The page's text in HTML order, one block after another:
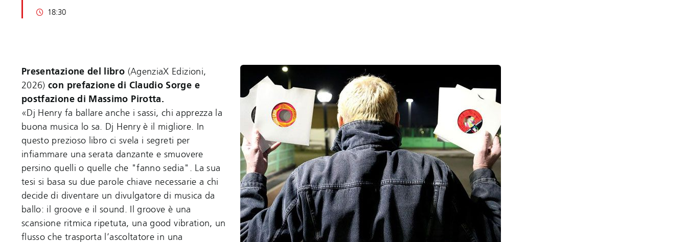
18:30
Presentazione del libro (AgenziaX Edizioni,
2026)con prefazione di Claudio Sorge e
postfazione di Massimo Pirotta.
«Dj Henry fa ballare anche i sassi, chi apprezza la
buona musica lo sa. Dj Henry è il migliore. In
questo prezioso libro ci svela i segreti per
infiammare una serata danzante e smuovere
persino quelli o quelle che "fanno sedia". La sua
tesi si basa su due parole chiave necessarie a chi
decide di diventare un divulgatore di musica da
ballo: il groove e il sound. Il groove è una
scansione ritmica ripetuta, una good vibration, un
flusso che trasporta l’ascoltatore in una